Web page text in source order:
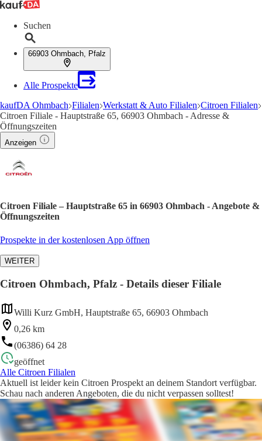
Suchen
66903 Ohmbach, Pfalz
Alle Prospekte
kaufDA Ohmbach Filialen Werkstatt & Auto Filialen Citroen Filialen
Citroen Filiale - Hauptstraße 65, 66903 Ohmbach - Adresse &
Öffnungszeiten
Anzeigen
Citroen Filiale – Hauptstraße 65 in 66903 Ohmbach - Angebote &
Öffnungszeiten
Prospekte in der kostenlosen App öffnen
WEITER
Citroen Ohmbach, Pfalz - Details dieser Filiale
Willi Kurz GmbH, Hauptstraße 65, 66903 Ohmbach
0,26 km
(06386) 64 28
geöffnet
Alle Citroen Filialen
Aktuell ist leider kein Citroen Prospekt an deinem Standort verfügbar.
Schau nach anderen Angeboten, die du nicht verpassen solltest!